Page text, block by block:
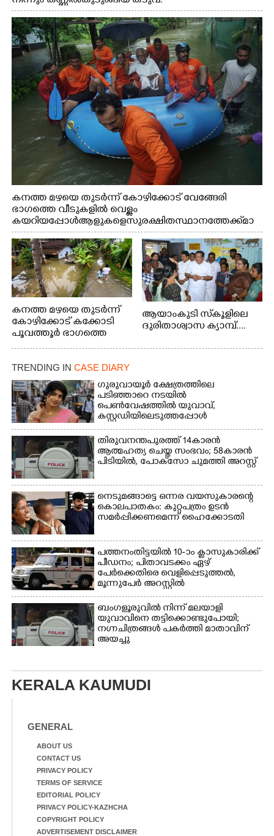
കനത്ത മഴയെ തുടർന്ന് കോഴിക്കോട് വേങ്ങേരി
ഭാഗത്തെ വീടുകളിൽ വെള്ളം
കയറിയപ്പോൾ ആളുകളെ സുരക്ഷിത സ്ഥാനത്തേക്ക് മാ
റ്റുന്ന സുരക്ഷാസേനാംഗങ്ങൾ
കനത്ത മഴയെ തുടർന്ന്
കോഴിക്കോട് കക്കോടി
പൂവത്തൂർ ഭാഗത്തെ
വീടുകളിൽ വെള്ളം
ആയാംകുടി സ്‌കൂളിലെ
ദുരിതാശ്വാസ ക്യാമ്പ്....
TRENDING IN CASE DIARY
ഗുരുവായൂർ ക്ഷേത്രത്തിലെ
പടിഞ്ഞാറെ നടയിൽ
പെൺവേഷത്തിൽ യുവാവ്,​
കസ്റ്റഡിയിലെടുത്തപ്പോൾ
തെളിഞ്ഞത് വൻഗൂഢാലോചന
തിരുവനന്തപുരത്ത് 14കാരൻ
ആത്മഹത്യ ചെയ്ത സംഭവം; 58കാരൻ
പിടിയിൽ, പോക്‌സോ ചുമത്തി അറസ്റ്റ്
നെടുമങ്ങാട്ടെ ഒന്നര വയസുകാരന്റെ
കൊലപാതകം: കുറ്റപത്രം ഉടൻ
സമർപ്പിക്കണമെന്ന് ഹൈക്കോടതി
പത്തനംതിട്ടയിൽ 10-ാം ക്ലാസുകാരിക്ക്
പീഡനം; പിതാവടക്കം ഏഴ്
പേർക്കെതിരെ വെളിപ്പെടുത്തൽ,
മൂന്നുപേർ അറസ്റ്റിൽ
ബംഗളൂരുവിൽ നിന്ന് മലയാളി
യുവാവിനെ തട്ടിക്കൊണ്ടുപോയി;
നഗ്നചിത്രങ്ങൾ പകർത്തി മാതാവിന്
അയച്ചു
KERALA KAUMUDI
GENERAL
ABOUT US
CONTACT US
PRIVACY POLICY
TERMS OF SERVICE
EDITORIAL POLICY
PRIVACY POLICY-KAZHCHA
COPYRIGHT POLICY
ADVERTISEMENT DISCLAIMER